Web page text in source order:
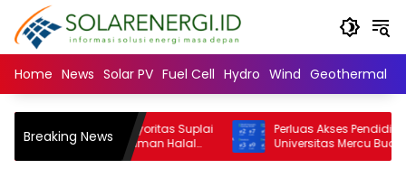
Langsung
konten
Home News Solar PV Fuel Cell Hydro Wind Geothermal
Breaking News
University: Mayoritas Suplai
dan Minuman Halal
Muslim Minoritas
Perluas Akses Pendidikan Tinggi,
Universitas Mercu Buana buka
SNBT 2026